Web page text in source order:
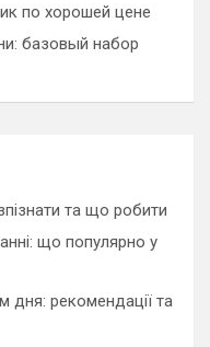
по хорошей цене
базовый набор
та що робити
що популярно у
дня: рекомендації та